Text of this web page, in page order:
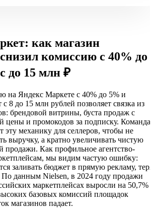
как магазин
комиссию с 40% до
до 15 млн ₽
на Яндекс Маркете с 40% до 5% и
с 8 до 15 млн рублей позволяет связка из
брендовой витрины, буста продаж с
цены и промокодов за подписку. Команда
эту механику для селлеров, чтобы не
выручку, а кратно увеличивать чистую
продажи. Как профильное агентство-
мы видим частую ошибку:
заливать бюджет в прямую рекламу,
данным Nielsen, в 2024 году продажи
маркетплейсах выросли на 50,7% в
базовых комиссий площадок
магазинов падает.